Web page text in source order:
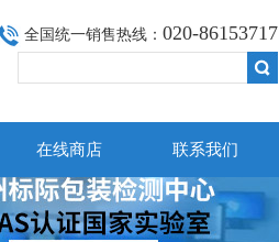
全国统一销售热线： 020-86153717
在线商店 联系我们